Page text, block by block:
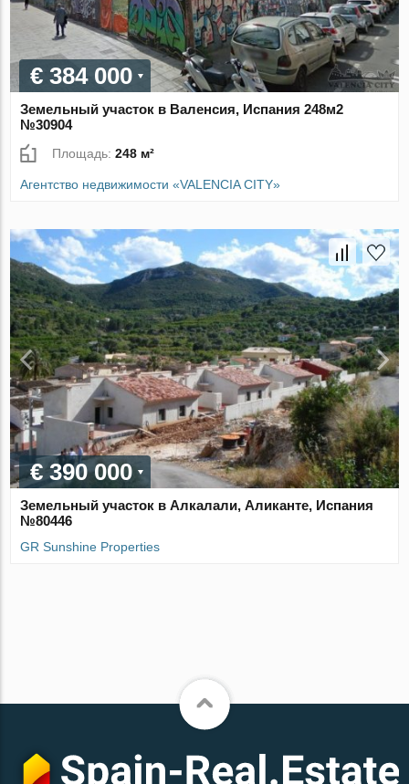
€ 384 000
Земельный участок в Валенсия, Испания 248м2
№30904
Площадь:248 м²
Агентство недвижимости «VALENCIA CITY»
€ 390 000
Земельный участок в Алкалали, Аликанте, Испания
№80446
GR Sunshine Properties